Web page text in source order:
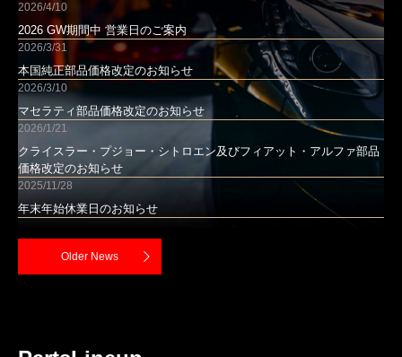
2026/4/10
2026 GW期間中 営業日のご案内
2026/3/31
本国純正部品価格改定のお知らせ
2026/3/10
マセラティ部品価格改定のお知らせ
2026/1/21
クライスラー・プジョー・シトロエン及びフィアット・アルファ部品
価格改定のお知らせ
2025/11/28
年末年始休業日のお知らせ
Older News